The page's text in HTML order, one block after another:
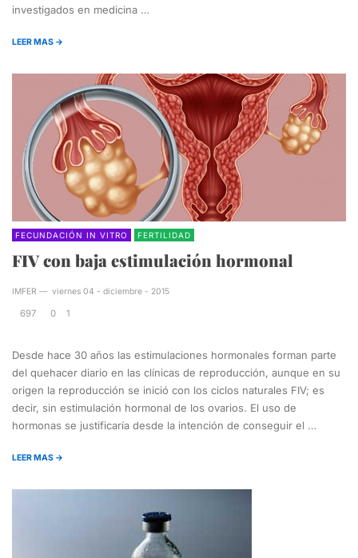
investigados en medicina …
LEER MAS →
FECUNDACIÓN IN VITRO FERTILIDAD
FIV con baja estimulación hormonal
IMFER — viernes 04 - diciembre - 2015
697 0 1
Desde hace 30 años las estimulaciones hormonales forman parte
del quehacer diario en las clínicas de reproducción, aunque en su
origen la reproducción se inició con los ciclos naturales FIV; es
decir, sin estimulación hormonal de los ovarios. El uso de
hormonas se justificaría desde la intención de conseguir el …
LEER MAS →